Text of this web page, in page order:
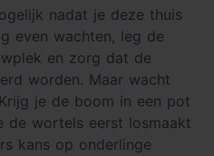
nadat je deze thuis
even wachten, leg de
en zorg dat de
worden. Maar wacht
je de boom in een pot
de wortels eerst losmaakt
kans op onderlinge